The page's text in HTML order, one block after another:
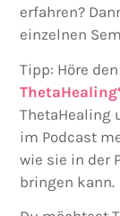
erfahren?
einzelnen
Tipp: Höre
ThetaHealing
im Podcast
wie sie in der
bringen kann.